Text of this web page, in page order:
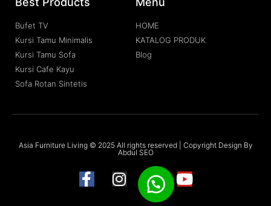
Bufet TV
Kursi Tamu Minimalis
Kursi Tamu Sofa
Kursi Cafe Kayu
Sofa Rotan Sintetis
HOME
KATALOG PRODUK
Blog
Asia Furniture Living © 2025 All rights reserved | Copyright Design By
Abdul SEO